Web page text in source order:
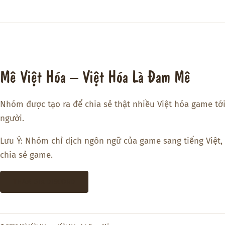
Mê Việt Hóa – Việt Hóa Là Đam Mê
Nhóm được tạo ra để chia sẻ thật nhiều Việt hóa game
người.
Lưu Ý: Nhóm chỉ dịch ngôn ngữ của game sang tiếng
chia sẻ game.